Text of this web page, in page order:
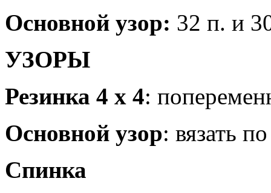
Основной узор: 32 п. и
УЗОРЫ
Резинка 4 х 4:
Основной узор: вязать
Спинка